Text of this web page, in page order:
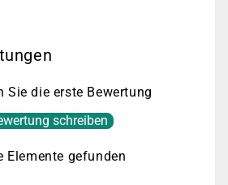
Sie die erste Bewertung
schreiben
Elemente gefunden